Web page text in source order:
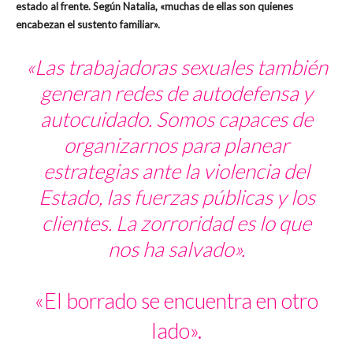
estado al frente. Según Natalia, «muchas de ellas son quienes
encabezan el sustento familiar».
«Las trabajadoras sexuales también
generan redes de autodefensa y
autocuidado. Somos capaces de
organizarnos para planear
estrategias ante la violencia del
Estado, las fuerzas públicas y los
clientes. La zorroridad es lo que
nos ha salvado».
«El borrado se encuentra en otro
lado».